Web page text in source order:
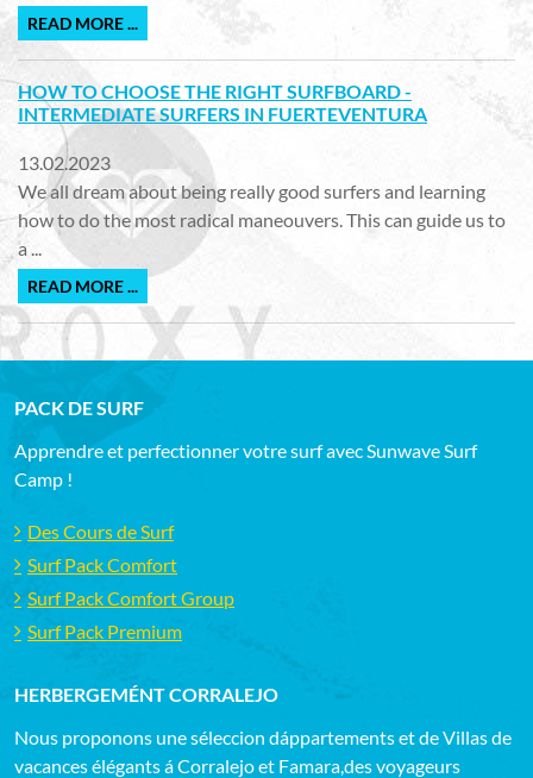
READ MORE ...
HOW TO CHOOSE THE RIGHT SURFBOARD -
INTERMEDIATE SURFERS IN FUERTEVENTURA
13.02.2023
We all dream about being really good surfers and learning
how to do the most radical maneouvers. This can guide us to
a ...
READ MORE ...
PACK DE SURF
Apprendre et perfectionner votre surf avec Sunwave Surf
Camp !
Des Cours de Surf
Surf Pack Comfort
Surf Pack Comfort Group
Surf Pack Premium
HERBERGEMÉNT CORRALEJO
Nous proponons une séleccion dáppartements et de Villas de
vacances élégants á Corralejo et Famara,des voyageurs